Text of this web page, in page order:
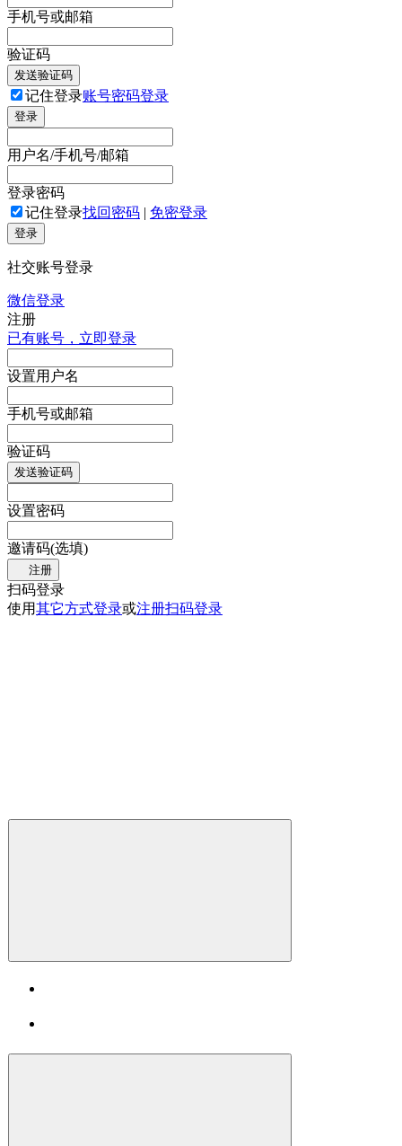
手机号或邮箱
验证码
发送验证码
记住登录账号密码登录
登录
用户名/手机号/邮箱
登录密码
记住登录找回密码 | 免密登录
登录
社交账号登录
微信登录
注册
已有账号，立即登录
设置用户名
手机号或邮箱
验证码
发送验证码
设置密码
邀请码(选填)
注册
扫码登录
使用其它方式登录或注册扫码登录